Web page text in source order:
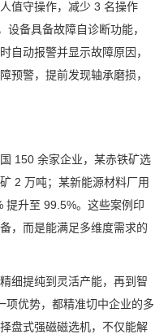
值守操作，减少 3 名操作
设备具备故障自诊断功能，
自动报警并显示故障原因，
预警，提前发现轴承磨损，
150 余家企业，某赤铁矿选
2 万吨；某新能源材料厂用
提升至 99.5%。这些案例印
，而是能满足多维度需求的
细提纯到灵活产能，再到智
项优势，都精准切中企业的多
盘式强磁磁选机，不仅能解